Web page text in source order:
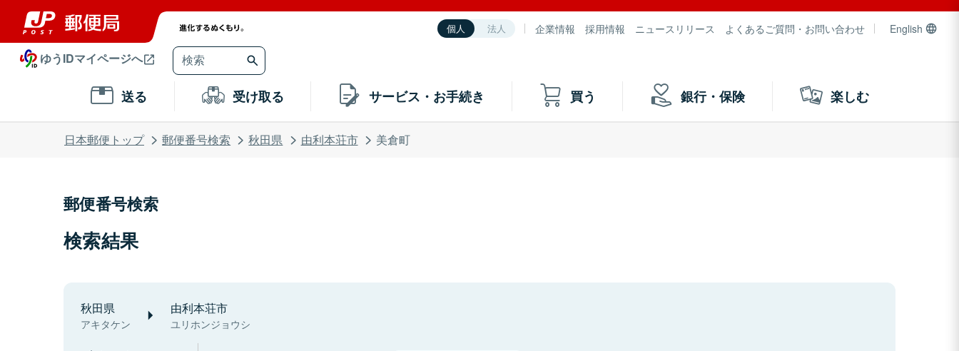
個人 法人 企業情報 採用情報 ニュースリリース よくあるご質問・お問い合わせ English
ゆうIDマイページへ
送る 受け取る サービス・お手続き 買う 銀行・保険 楽しむ
日本郵便トップ 郵便番号検索 秋田県 由利本荘市 美倉町
郵便番号検索
検索結果
秋田県
アキタケン
由利本荘市
ユリホンジョウシ